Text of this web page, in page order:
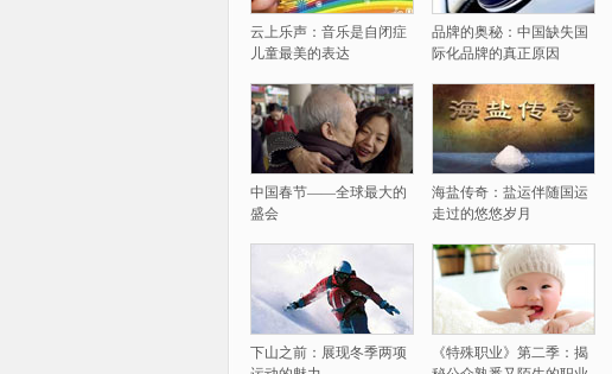
云上乐声：音乐是自闭症
儿童最美的表达
品牌的奥秘：中国缺失国
际化品牌的真正原因
中国春节——全球最大的
盛会
海盐传奇：盐运伴随国运
走过的悠悠岁月
下山之前：展现冬季两项
《特殊职业》第二季：揭